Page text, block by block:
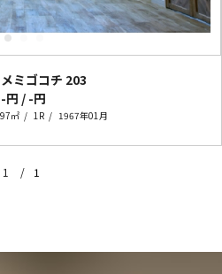
ミゴコチ 203
-円 / -円
㎡ 1R 1967年01月
1 1